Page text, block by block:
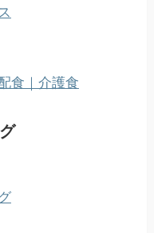
食｜介護食